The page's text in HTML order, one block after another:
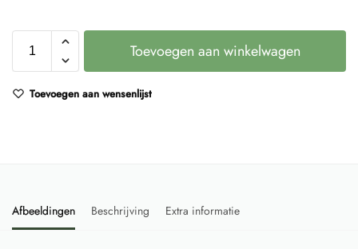
Toevoegen aan winkelwagen
Toevoegen aan wensenlijst
Afbeeldingen Beschrijving Extra informatie